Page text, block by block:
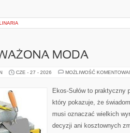
MODA
CZE - 27 - 2026 MOŻLIWOŚĆ
Ekos-Sułów to praktyczny
który pokazuje, że
musi oznaczać wielkich
decyzji ani kosztownych